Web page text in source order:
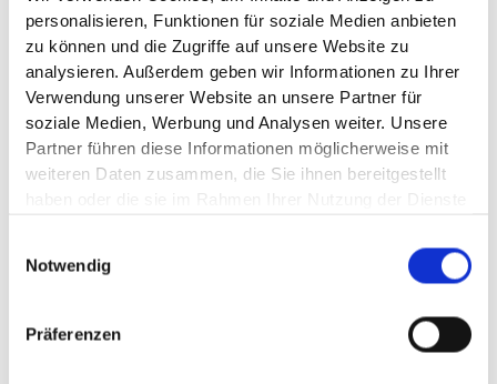
personalisieren, Funktionen für soziale Medien anbieten
zu können und die Zugriffe auf unsere Website zu
analysieren. Außerdem geben wir Informationen zu Ihrer
Verwendung unserer Website an unsere Partner für
soziale Medien, Werbung und Analysen weiter. Unsere
Partner führen diese Informationen möglicherweise mit
weiteren Daten zusammen, die Sie ihnen bereitgestellt
Notwendig
Präferenzen
Dr. Rasmus Rothe
Co-Gründer des KI-Venture Studios und Venture Capital
Fonds Merantix sowie Initiator des AI Campus Berlin und des KI
Bundesverbands. Führender KI-Pionier und Unternehmer in